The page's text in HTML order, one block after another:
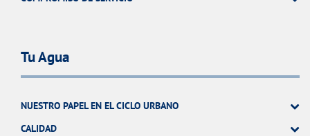
Tu Agua
NUESTRO PAPEL EN EL CICLO URBANO
CALIDAD